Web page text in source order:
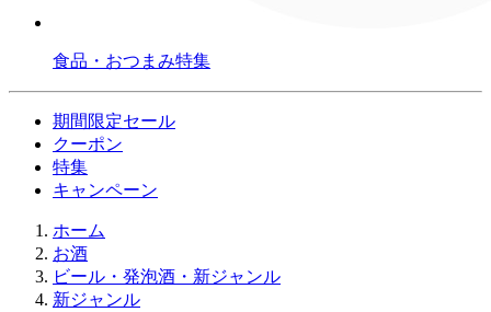
食品・おつまみ特集
期間限定セール
クーポン
特集
キャンペーン
ホーム
お酒
ビール・発泡酒・新ジャンル
新ジャンル